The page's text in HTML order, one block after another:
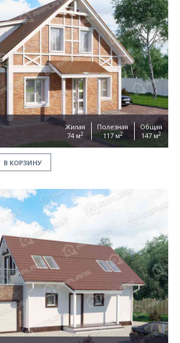
Жилая
74 м2
Полезная
117 м2
Общая
147 м2
В КОРЗИНУ